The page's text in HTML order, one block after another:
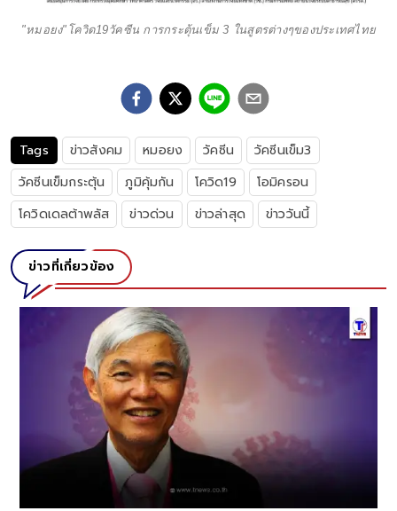
"หมอยง"โควิด19วัคซีน การกระตุ้นเข็ม 3 ในสูตรต่างๆของประเทศไทย
Tags ข่าวสังคม หมอยง วัคซีน
วัคซีนเข็ม3
วัคซีนเข็มกระตุ้น
ภูมิคุ้มกัน โควิด19
โอมิครอน
โควิดเดลต้าพลัส
ข่าวด่วน ข่าวล่าสุด ข่าววันนี้
ข่าวที่เกี่ยวข้อง